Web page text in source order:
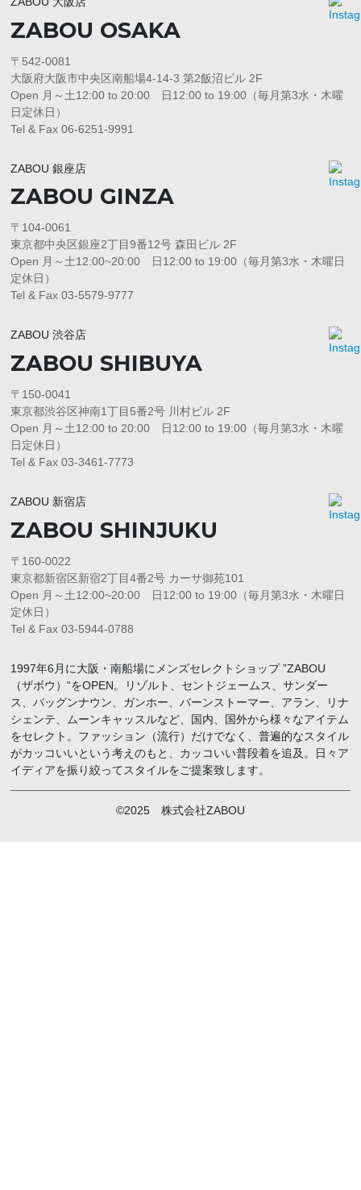
ZABOU OSAKA
〒542-0081
大阪府大阪市中央区南船場4-14-3 第2飯沼ビル 2F
Open 月～土12:00 to 20:00 日12:00 to 19:00（毎月第3水・木曜
日定休日）
Tel & Fax 06-6251-9991
ZABOU 銀座店
ZABOU GINZA
〒104-0061
東京都中央区銀座2丁目9番12号 森田ビル 2F
Open 月～土12:00~20:00 日12:00 to 19:00（毎月第3水・木曜日
定休日）
Tel & Fax 03-5579-9777
ZABOU 渋谷店
ZABOU SHIBUYA
〒150-0041
東京都渋谷区神南1丁目5番2号 川村ビル 2F
Open 月～土12:00 to 20:00 日12:00 to 19:00（毎月第3水・木曜
日定休日）
Tel & Fax 03-3461-7773
ZABOU 新宿店
ZABOU SHINJUKU
〒160-0022
東京都新宿区新宿2丁目4番2号 カーサ御苑101
Open 月～土12:00~20:00 日12:00 to 19:00（毎月第3水・木曜日
定休日）
Tel & Fax 03-5944-0788
1997年6月に大阪・南船場にメンズセレクトショップ ”ZABOU
（ザボウ）“をOPEN。リゾルト、セントジェームス、サンダー
ス、バッグンナウン、ガンホー、バーンストーマー、アラン、リナ
シェンテ、ムーンキャッスルなど、国内、国外から様々なアイテム
をセレクト。ファッション（流行）だけでなく、普遍的なスタイル
がカッコいいという考えのもと、カッコいい普段着を追及。日々ア
イディアを振り絞ってスタイルをご提案致します。
©2025 株式会社ZABOU